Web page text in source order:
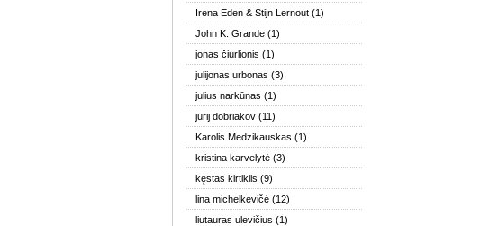
Irena Eden & Stijn Lernout (1)
John K. Grande (1)
jonas čiurlionis (1)
julijonas urbonas (3)
julius narkūnas (1)
jurij dobriakov (11)
Karolis Medzikauskas (1)
kristina karvelytė (3)
kęstas kirtiklis (9)
lina michelkevičė (12)
liutauras ulevičius (1)